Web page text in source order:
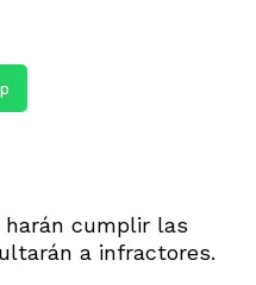
cumplir las
a infractores.